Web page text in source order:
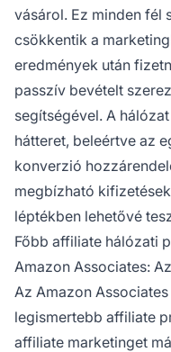
vásárol. Ez minden fél
csökkentik a
eredmények után
passzív bevételt
segítségével. A
hátteret, beleértve az
konverzió
megbízható
léptékben lehetővé
Főbb affiliate hálózati
Amazon Associates:
Az Amazon
legismertebb affiliate
affiliate marketinget